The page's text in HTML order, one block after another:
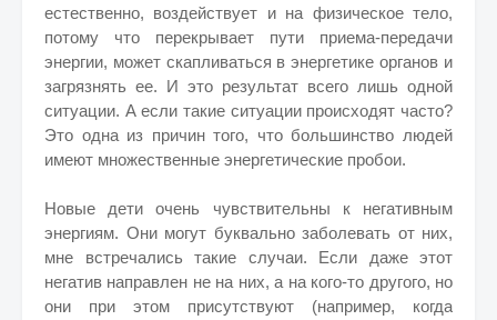
естественно, воздействует и на физическое тело,
потому что перекрывает пути приема-передачи
энергии, может скапливаться в энергетике органов и
загрязнять ее. И это результат всего лишь одной
ситуации. А если такие ситуации происходят часто?
Это одна из причин того, что большинство людей
имеют множественные энергетические пробои.
Новые дети очень чувствительны к негативным
энергиям. Они могут буквально заболевать от них,
мне встречались такие случаи. Если даже этот
негатив направлен не на них, а на кого-то другого, но
они при этом присутствуют (например, когда